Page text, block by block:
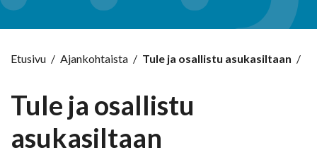
Etusivu / Ajankohtaista / Tule ja osallistu asukasiltaan /
Tule ja osallistu
asukasiltaan